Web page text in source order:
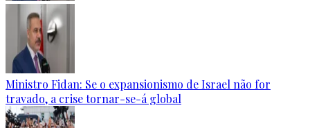
Ministro Fidan: Se o expansionismo de Israel não for
travado, a crise tornar-se-á global